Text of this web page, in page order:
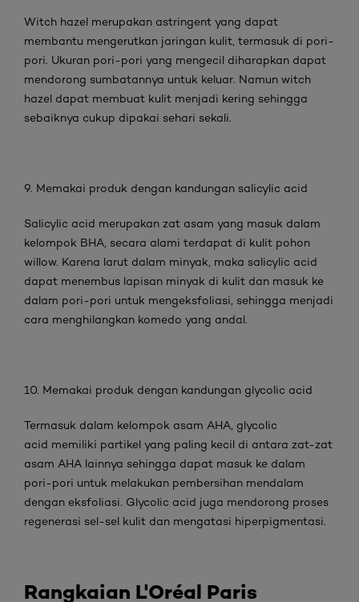
Witch hazel merupakan astringent yang dapat
membantu mengerutkan jaringan kulit, termasuk di pori-
pori. Ukuran pori-pori yang mengecil diharapkan dapat
mendorong sumbatannya untuk keluar. Namun witch
hazel dapat membuat kulit menjadi kering sehingga
sebaiknya cukup dipakai sehari sekali.
9. Memakai produk dengan kandungan salicylic acid
Salicylic acid merupakan zat asam yang masuk dalam
kelompok BHA, secara alami terdapat di kulit pohon
willow. Karena larut dalam minyak, maka salicylic acid
dapat menembus lapisan minyak di kulit dan masuk ke
dalam pori-pori untuk mengeksfoliasi, sehingga menjadi
cara menghilangkan komedo yang andal.
10. Memakai produk dengan kandungan glycolic acid
Termasuk dalam kelompok asam AHA, glycolic
acid memiliki partikel yang paling kecil di antara zat-zat
asam AHA lainnya sehingga dapat masuk ke dalam
pori-pori untuk melakukan pembersihan mendalam
dengan eksfoliasi. Glycolic acid juga mendorong proses
regenerasi sel-sel kulit dan mengatasi hiperpigmentasi.
Rangkaian L'Oréal Paris